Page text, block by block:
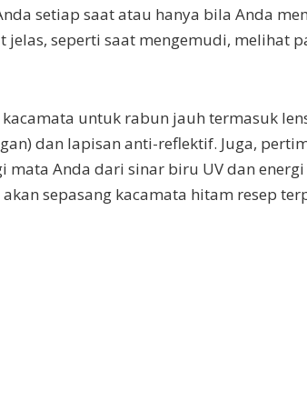
setiap saat atau hanya bila Anda
jelas, seperti saat mengemudi, melihat
untuk rabun jauh termasuk
dan lapisan anti-reflektif. Juga,
Anda dari sinar biru UV dan
sepasang kacamata hitam resep